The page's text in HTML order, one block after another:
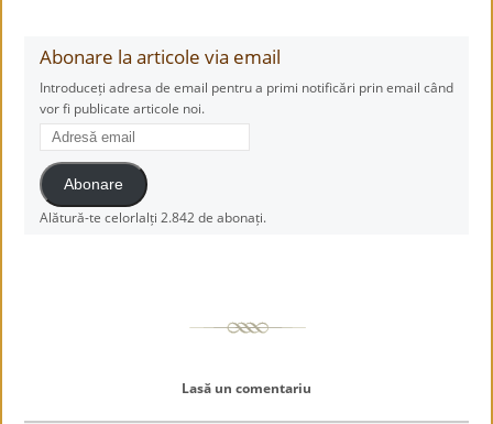
Abonare la articole via email
Introduceți adresa de email pentru a primi notificări prin email când
vor fi publicate articole noi.
Adresă
email
Abonare
Alătură-te celorlalți 2.842 de abonați.
Lasă un comentariu